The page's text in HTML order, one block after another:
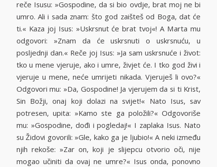
reče Isusu: »Gospodine, da si bio ovdje, brat moj ne bi
umro. Ali i sada znam: što god zaišteš od Boga, dat će
ti.« Kaza joj Isus: »Uskrsnut će brat tvoj«! A Marta mu
odgovori: »Znam da će uskrsnuti o uskrsnuću, u
posljednji dan.« Reče joj Isus: »Ja sam uskrsnuće i život:
tko u mene vjeruje, ako i umre, živjet će. I tko god živi i
vjeruje u mene, neće umrijeti nikada. Vjeruješ li ovo?«
Odgovori mu: »Da, Gospodine! Ja vjerujem da si ti Krist,
Sin Božji, onaj koji dolazi na svijet!« Nato Isus, sav
potresen, upita: »Kamo ste ga položili?« Odgovoriše
mu: »Gospodine, dođi i pogledaj!« I zaplaka Isus. Nato
su Židovi govorili: »Gle, kako ga je ljubio!« A neki između
njih rekoše: »Zar on, koji je slijepcu otvorio oči, nije
mogao učiniti da ovaj ne umre?« Isus onda, ponovno